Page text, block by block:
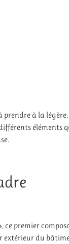
à la
éléments
ce premier
du